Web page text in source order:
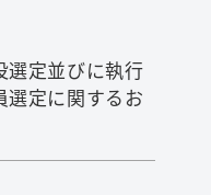
選定並びに執行
選定に関するお